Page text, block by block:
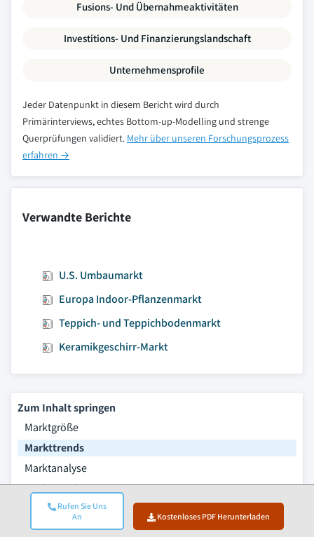
Rufen Sie Uns
An
Kostenloses PDF Herunterladen
Fusions- Und Übernahmeaktivitäten
Investitions- Und Finanzierungslandschaft
Unternehmensprofile
Jeder Datenpunkt in diesem Bericht wird durch
Primärinterviews, echtes Bottom-up-Modelling und strenge
Querprüfungen validiert. Mehr über unseren Forschungsprozess
erfahren →
Verwandte Berichte
U.S. Umbaumarkt
Europa Indoor-Pflanzenmarkt
Teppich- und Teppichbodenmarkt
Keramikgeschirr-Markt
Zum Inhalt springen
Marktgröße
Markttrends
Marktanalyse
Marktanteil
Häufig gestellte Fragen
Forschungsmethodik